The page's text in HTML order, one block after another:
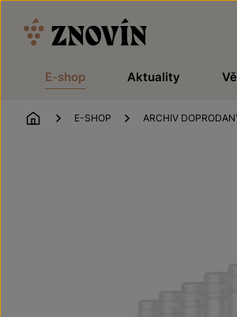
E-shop Aktuality
ÚVOD
E-SHOP ARCHIV